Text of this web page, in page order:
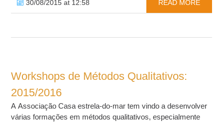
30/08/2015 at 12:58 READ MORE
Workshops de Métodos Qualitativos:
2015/2016
A Associação Casa estrela-do-mar tem vindo a desenvolver
várias formações em métodos qualitativos, especialmente